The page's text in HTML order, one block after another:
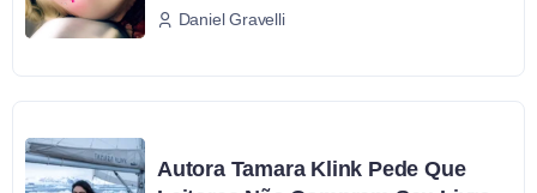
Daniel Gravelli
Autora Tamara Klink Pede Que